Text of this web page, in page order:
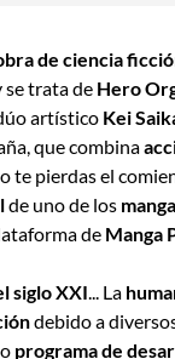
de ciencia
se trata de Hero
artístico Kei
que combina
te pierdas el
de uno de los
de Manga
siglo XXI... La
debido a
programa de